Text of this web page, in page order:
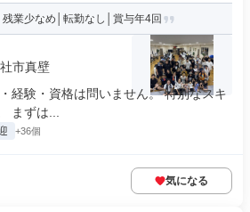
業少なめ│転勤なし│賞与年4回
市真壁
経験・資格は問いません。 特別なスキ
まずは...
+36個
気になる